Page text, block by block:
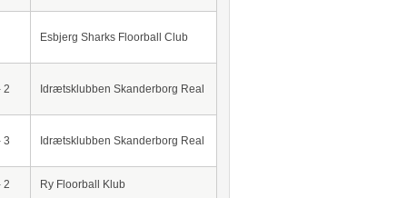
Esbjerg Sharks Floorball Club
2 Idrætsklubben Skanderborg Real
3 Idrætsklubben Skanderborg Real
2 Ry Floorball Klub